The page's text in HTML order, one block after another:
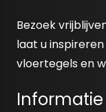
Bezoek
laat u
vloertegels en
Informatie